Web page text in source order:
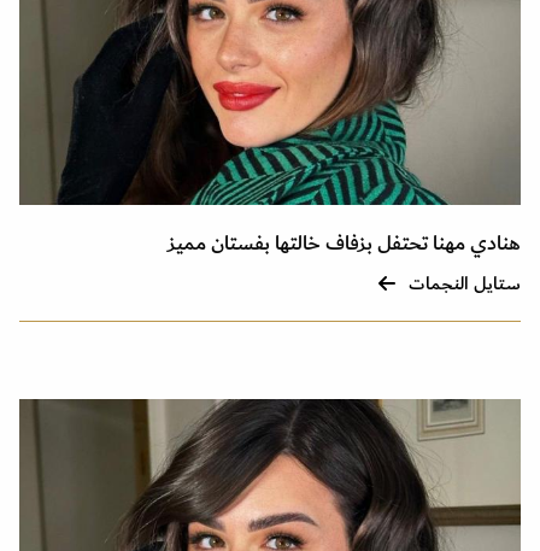
هنادي مهنا تحتفل بزفاف خالتها بفستان مميز
ستايل النجمات